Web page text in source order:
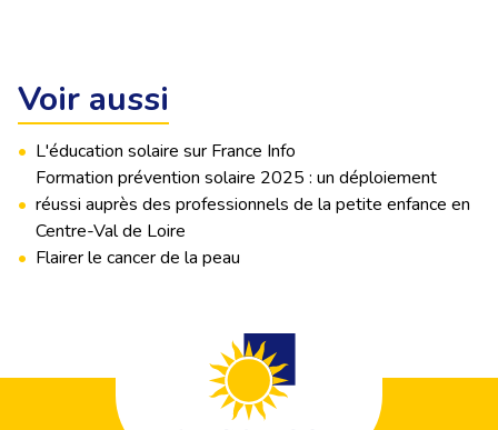
Voir aussi
• L'éducation solaire sur France Info
•
Formation prévention solaire 2025 : un déploiement
réussi auprès des professionnels de la petite enfance en
Centre-Val de Loire
• Flairer le cancer de la peau